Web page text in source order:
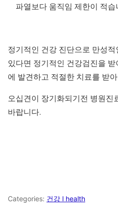
파열보다 움직임 제한이 적습
정기적인 건강 진단으로 만성
있다면 정기적인 건강검진을
에 발견하고 적절한 치료를 받
오십견이 장기화되기전 병원진
바랍니다.
Categories: 건강 l health